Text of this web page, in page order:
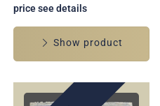
price see details
Show product